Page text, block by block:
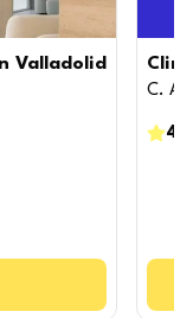
Valladolid
C.
4.6